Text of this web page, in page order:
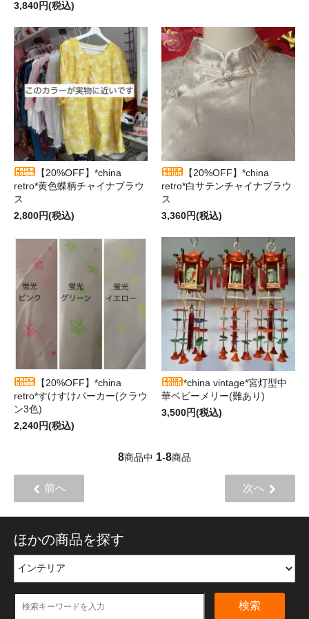
3,840円(税込)
【20%OFF】*china
retro*黄色蝶柄チャイナブラウ
ス
2,800円(税込)
【20%OFF】*china
retro*白サテンチャイナブラウ
ス
3,360円(税込)
【20%OFF】*china
retro*すけすけパーカー(クラウ
ン3色)
2,240円(税込)
*china vintage*宮灯型中
華ベビーメリー(難あり)
3,500円(税込)
8商品中 1-8商品
前へ 次へ
ほかの商品を探す
検索